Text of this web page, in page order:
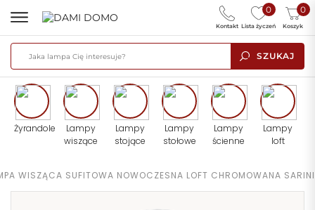
SZUKAJ
0
Lista życzeń
0
Koszyk
Kontakt
Żyrandole
Lampy
wiszące
Lampy
stojące
Lampy
stołowe
Lampy
ścienne
Lampy
loft
WISZĄCA SUFITOWA NOWOCZESNA LOFT CHROMOWANA SARINI